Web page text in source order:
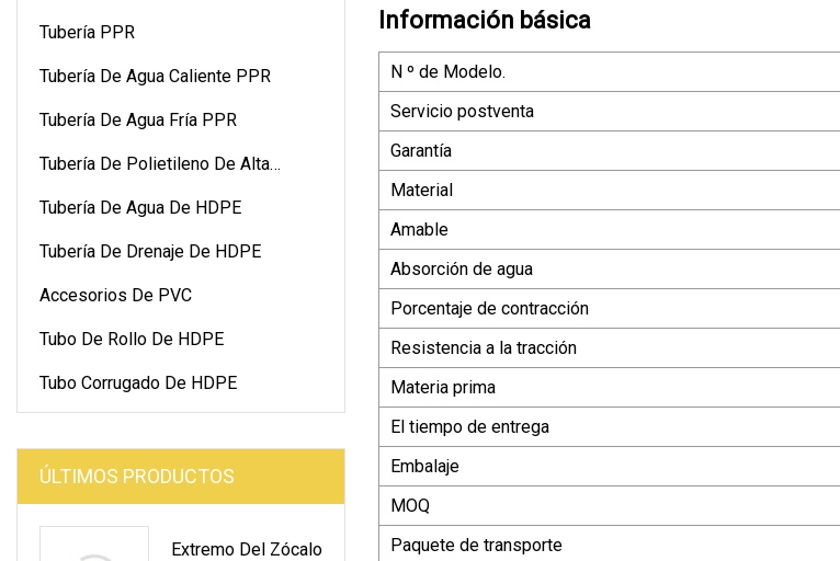
Tubería PPR
Tubería De Agua Caliente PPR
Tubería De Agua Fría PPR
Tubería De Polietileno De Alta
Tubería De Agua De HDPE
Tubería De Drenaje De HDPE
Accesorios De PVC
Tubo De Rollo De HDPE
Tubo Corrugado De HDPE
ÚLTIMOS PRODUCTOS
Extremo Del Zócalo
Información básica
N º de Modelo.
Servicio postventa
Garantía
Material
Amable
Absorción de agua
Porcentaje de contracción
Resistencia a la tracción
Materia prima
El tiempo de entrega
Embalaje
MOQ
Paquete de transporte